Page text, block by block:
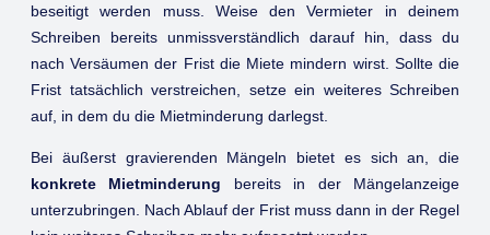
beseitigt werden muss. Weise den Vermieter in deinem
Schreiben bereits unmissverständlich darauf hin, dass du
nach Versäumen der Frist die Miete mindern wirst. Sollte die
Frist tatsächlich verstreichen, setze ein weiteres Schreiben
auf, in dem du die Mietminderung darlegst.
Bei äußerst gravierenden Mängeln bietet es sich an, die
konkrete Mietminderung bereits in der Mängelanzeige
unterzubringen. Nach Ablauf der Frist muss dann in der Regel